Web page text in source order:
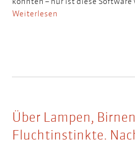
Weiterlesen
Über Lampen,
Fluchtinstinkte.